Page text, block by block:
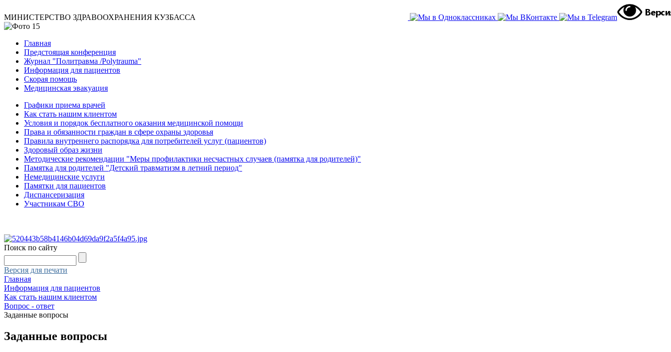
МИНИСТЕРСТВО ЗДРАВООХРАНЕНИЯ КУЗБАССА
Главная
Предстоящая конференция
Журнал "Политравма /Polytrauma"
Информация для пациентов
Скорая помощь
Медицинская эвакуация
Графики приема врачей
Как стать нашим клиентом
Условия и порядок бесплатного оказания медицинской помощи
Права и обязанности граждан в сфере охраны здоровья
Правила внутреннего распорядка для потребителей услуг (пациентов)
Здоровый образ жизни
Методические рекомендации "Меры профилактики несчастных случаев (памятка для родителей)"
Памятка для родителей "Детский травматизм в летний период"
Немедицинские услуги
Памятки для пациентов
Диспансеризация
Участникам СВО
Поиск по сайту
Версия для печати
Главная
Информация для пациентов
Как стать нашим клиентом
Вопрос - ответ
Заданные вопросы
Заданные вопросы